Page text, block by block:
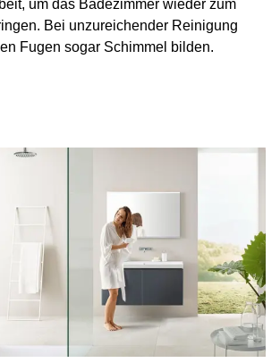
um das Badezimmer wieder zum
Bei unzureichender Reinigung
Fugen sogar Schimmel bilden.